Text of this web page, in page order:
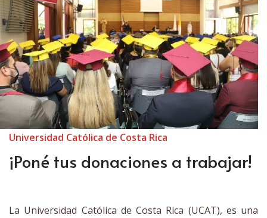
Universidad Católica de Costa Rica
¡Poné tus donaciones a trabajar!
La Universidad Católica de Costa Rica (UCAT), es una